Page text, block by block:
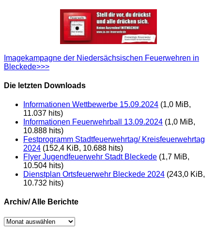
Imagekampagne der Niedersächsischen Feuerwehren in
Bleckede>>>
Die letzten Downloads
Informationen Wettbewerbe 15.09.2024 (1,0 MiB,
11.037 hits)
Informationen Feuerwehrball 13.09.2024 (1,0 MiB,
10.888 hits)
Festprogramm Stadtfeuerwehrtag/ Kreisfeuerwehrtag
2024 (152,4 KiB, 10.688 hits)
Flyer Jugendfeuerwehr Stadt Bleckede (1,7 MiB,
10.504 hits)
Dienstplan Ortsfeuerwehr Bleckede 2024 (243,0 KiB,
10.732 hits)
Archiv/ Alle Berichte
Archiv/